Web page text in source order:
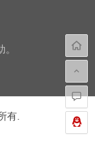
有.